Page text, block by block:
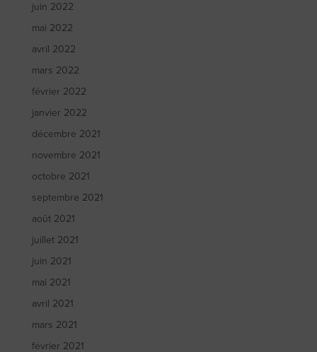
juin 2022
mai 2022
avril 2022
mars 2022
février 2022
janvier 2022
décembre 2021
novembre 2021
octobre 2021
septembre 2021
août 2021
juillet 2021
juin 2021
mai 2021
avril 2021
mars 2021
février 2021